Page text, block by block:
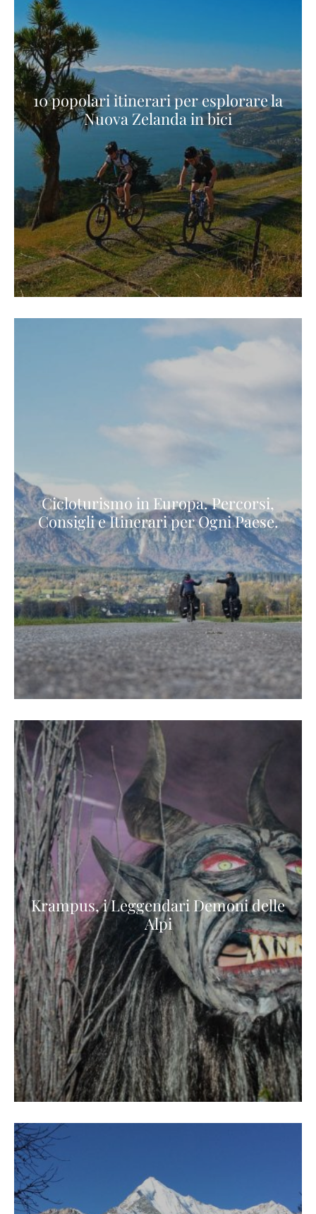
10 popolari itinerari per esplorare la
Nuova Zelanda in bici
Cicloturismo in Europa. Percorsi,
Consigli e Itinerari per Ogni Paese.
Krampus, i Leggendari Demoni delle
Alpi